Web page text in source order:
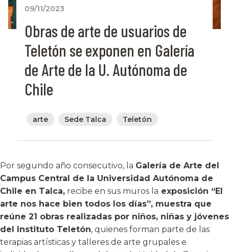
09/11/2023
Obras de arte de usuarios de
Teletón se exponen en Galería
de Arte de la U. Autónoma de
Chile
arte Sede Talca Teletón
Por segundo año consecutivo, la Galería de Arte del
Campus Central de la Universidad Autónoma de
Chile en Talca, recibe en sus muros la exposición “El
arte nos hace bien todos los días”, muestra que
reúne 21 obras realizadas por niños, niñas y jóvenes
del Instituto Teletón, quienes forman parte de las
terapias artísticas y talleres de arte grupales e